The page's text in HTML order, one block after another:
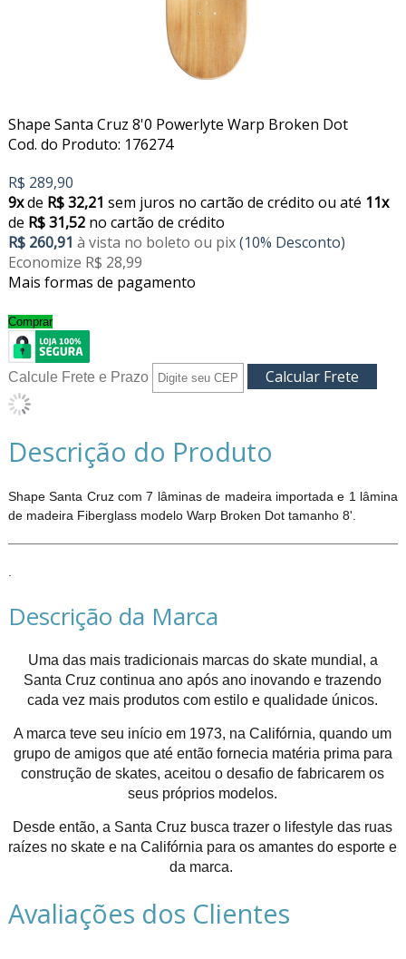
Shape Santa Cruz 8'0 Powerlyte Warp Broken Dot
Cod. do Produto: 176274
R$ 289,90
9xde R$ 32,21 sem juros no cartão de crédito ou até 11x
de R$ 31,52no cartão de crédito
R$ 260,91 à vista no boleto ou pix(10% Desconto)
Economize R$ 28,99
Mais formas de pagamento
Comprar
Calcule Frete e Prazo
Descrição do Produto
Shape Santa Cruz com 7 lâminas de madeira importada e 1 lâmina
de madeira Fiberglass modelo Warp Broken Dot tamanho 8'.
Descrição da Marca
Uma das mais tradicionais marcas do skate mundial, a
Santa Cruz continua ano após ano inovando e trazendo
cada vez mais produtos com estilo e qualidade únicos.
A marca teve seu início em 1973, na Califórnia, quando um
grupo de amigos que até então fornecia matéria prima para
construção de skates, aceitou o desafio de fabricarem os
seus próprios modelos.
Desde então, a Santa Cruz busca trazer o lifestyle das ruas
raízes no skate e na Califórnia para os amantes do esporte e
da marca.
Avaliações dos Clientes